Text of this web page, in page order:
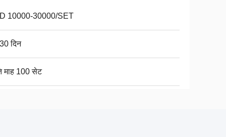
10000-30000/SET
दिन
माह 100 सेट